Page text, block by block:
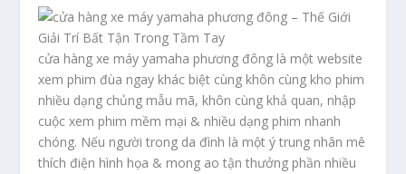
cửa hàng xe máy yamaha phương đông là một website
xem phim đùa ngay khác biệt cùng khôn cùng kho phim
nhiều dạng chủng mẫu mã, khôn cùng khả quan, nhập
cuộc xem phim mềm mại & nhiều dạng phim nhanh
chóng. Nếu người trong da đình là một ý trung nhân mê
thích điện hình họa & mong ao tận thưởng phần nhiều